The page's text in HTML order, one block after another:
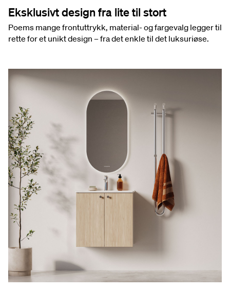
Eksklusivt design fra lite til stort
Poems mange frontuttrykk, material- og fargevalg legger til
rette for et unikt design – fra det enkle til det luksuriøse.